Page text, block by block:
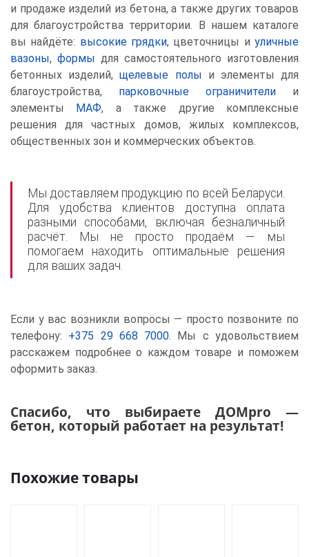
и продаже изделий из бетона, а также других товаров
для благоустройства территории. В нашем каталоге
вы найдёте: высокие грядки, цветочницы иуличные
вазоны, формы для самостоятельного изготовления
бетонных изделий,щелевые полы и элементы для
благоустройства, парковочные ограничители и
элементы
МАФ, а также другие комплексные
решения для частных домов, жилых комплексов,
общественных зон и коммерческих объектов.
Мы доставляем продукцию по всей Беларуси.
Для удобства клиентов доступна оплата
разными способами, включая безналичный
расчёт. Мы не просто продаём — мы
помогаем находить оптимальные решения
для ваших задач.
Если у вас возникли вопросы — просто позвоните по
телефону: +375 29 668 7000. Мы с удовольствием
расскажем подробнее о каждом товаре и поможем
оформить заказ.
Спасибо, что выбираете ДОМpro —
бетон, который работает на результат!
Похожие товары